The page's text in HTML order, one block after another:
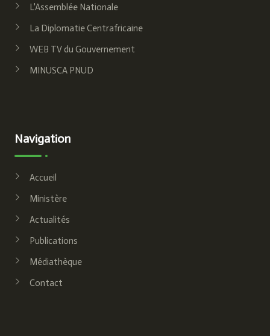
L'Assemblée Nationale
La Diplomatie Centrafricaine
WEB TV du Gouvernement
MINUSCA PNUD
Navigation
Accueil
Ministère
Actualités
Publications
Médiathèque
Contact